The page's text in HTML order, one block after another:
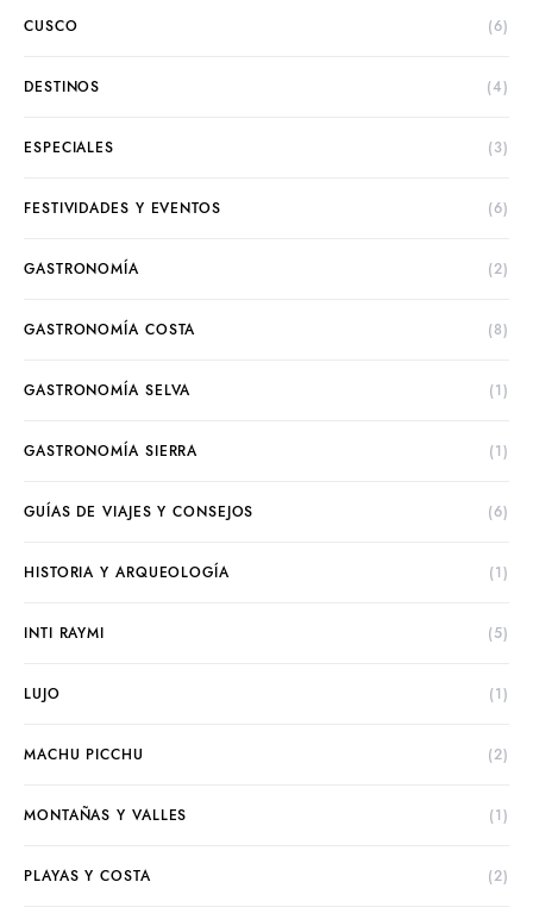
CUSCO (6)
DESTINOS (4)
ESPECIALES (3)
FESTIVIDADES Y EVENTOS (6)
GASTRONOMÍA (2)
GASTRONOMÍA COSTA (8)
GASTRONOMÍA SELVA (1)
GASTRONOMÍA SIERRA (1)
GUÍAS DE VIAJES Y CONSEJOS (6)
HISTORIA Y ARQUEOLOGÍA (1)
INTI RAYMI (5)
LUJO (1)
MACHU PICCHU (2)
MONTAÑAS Y VALLES (1)
PLAYAS Y COSTA (2)